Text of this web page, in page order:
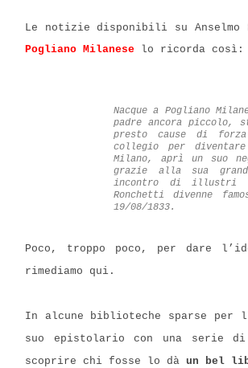
Le notizie disponibili su
Pogliano Milanese lo ricorda così:
Nacque a Pogliano
padre ancora piccolo,
presto cause di forza
collegio per
Milano, aprì un suo
grazie alla sua
incontro di
Ronchetti divenne
19/08/1833.
Poco, troppo poco, per dare
rimediamo qui.
In alcune biblioteche sparse per
suo epistolario con una serie di
scoprire chi fosse lo dà un bel